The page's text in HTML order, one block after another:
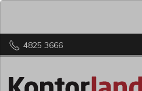
4825 3666